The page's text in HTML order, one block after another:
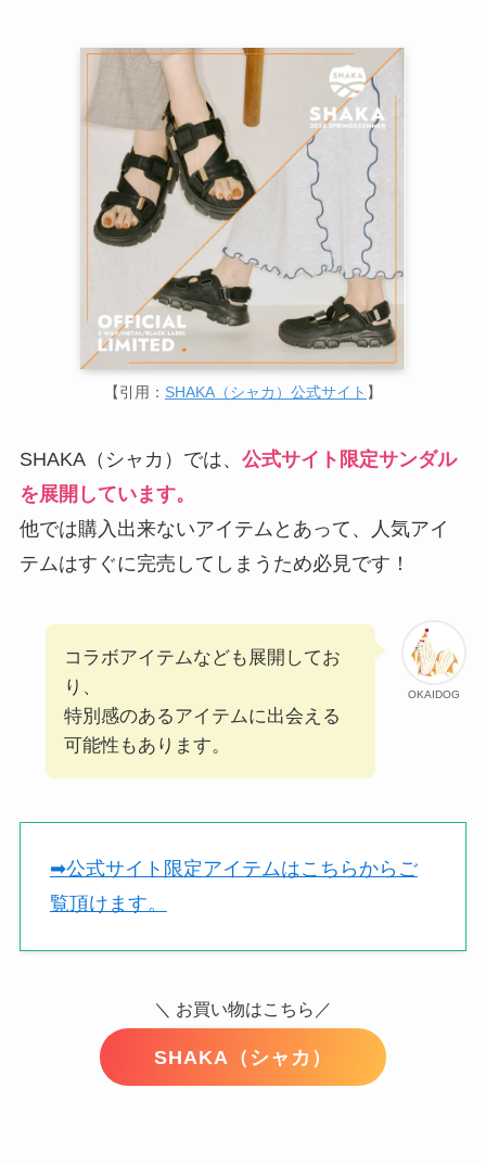
【引用： SHAKA（シャカ）公式サイト 】
SHAKA（シャカ）では、 公式サイト限定サンダル
を展開しています。
他では購入出来ないアイテムとあって、人気アイ
テムはすぐに完売してしまうため必見です！
OKAIDOG
コラボアイテムなども展開してお
り、
特別感のあるアイテムに出会える
可能性もあります。
➡︎公式サイト限定アイテムはこちらからご
覧頂けます。
＼ お買い物はこちら／
SHAKA（シャカ）